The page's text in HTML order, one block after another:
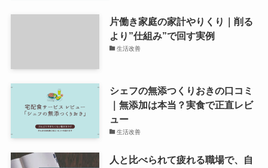
片働き家庭の家計やりくり｜削る
より”仕組み”で回す実例
生活改善
シェフの無添つくりおきの口コミ
｜無添加は本当？実食で正直レビ
ュー
生活改善
人と比べられて疲れる職場で、自